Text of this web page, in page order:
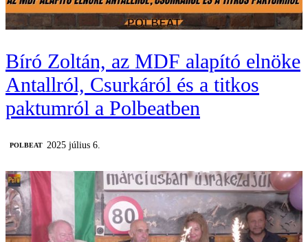
Bíró Zoltán, az MDF alapító elnöke
Antallról, Csurkáról és a titkos
paktumról a Polbeatben
‎POLBEAT 2025 július 6.